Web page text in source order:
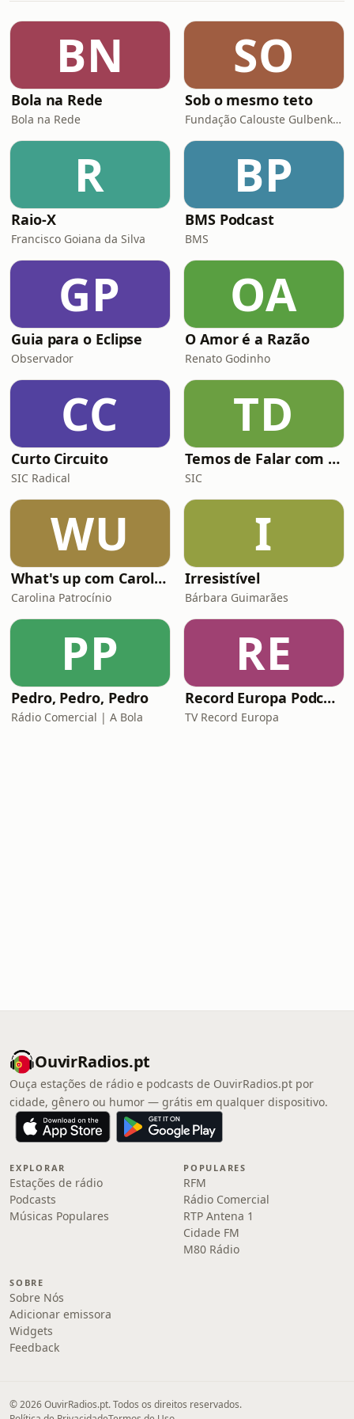
disputando a aten&ccedil;&atilde;o de
um p&uacute;blico que n&atilde;o
perde este desfile de e
BN
Bola na Rede
Bola na Rede
SO
Sob o mesmo teto
Fundação Calouste Gulbenkian
R
Raio-X
Francisco Goiana da Silva
BP
BMS Podcast
BMS
GP
Guia para o Eclipse
Observador
OA
O Amor é a Razão
Renato Godinho
CC
Curto Circuito
SIC Radical
TD
Temos de Falar com Elas
SIC
WU
What's up com Carolina Patrocínio
Carolina Patrocínio
I
Irresistível
Bárbara Guimarães
PP
Pedro, Pedro, Pedro
Rádio Comercial | A Bola
RE
Record Europa Podcast
TV Record Europa
OuvirRadios.pt
Ouça estações de rádio e podcasts de OuvirRadios.pt por
cidade, gênero ou humor — grátis em qualquer dispositivo.
EXPLORAR
Estações de rádio
Podcasts
Músicas Populares
POPULARES
RFM
Rádio Comercial
RTP Antena 1
Cidade FM
M80 Rádio
SOBRE
Sobre Nós
Adicionar emissora
Widgets
Feedback
© 2026 OuvirRadios.pt. Todos os direitos reservados.